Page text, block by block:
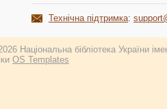
Технічна підтримка:
Національна бібліотека України
OS Templates